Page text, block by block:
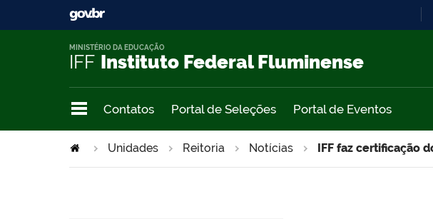
IFF Instituto Federal Fluminense
MINISTÉRIO DA EDUCAÇÃO
Contatos Portal de Seleções Portal de Eventos
Unidades Reitoria Notícias IFF faz certificação